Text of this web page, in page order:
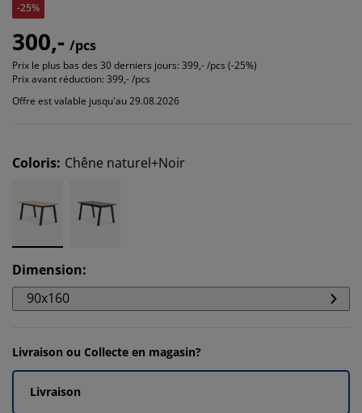
-25%
300,- /pcs
Prix le plus bas des 30 derniers jours: 399,- /pcs (-25%)
Prix avant réduction: 399,- /pcs
Offre est valable jusqu'au 29.08.2026
Coloris: Chêne naturel+Noir
Dimension:
90x160
Livraison ou Collecte en magasin?
Livraison